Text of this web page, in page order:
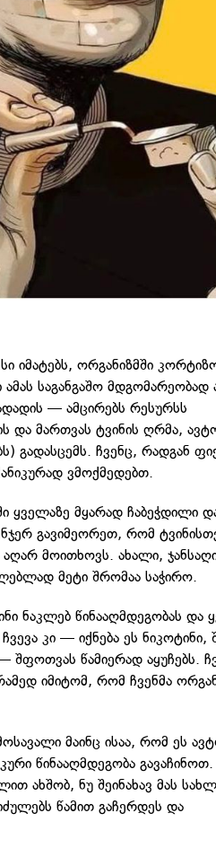
იმატებს, ორგანიზმში
საგანგაშო მდგომარეობად
— ამცირებს რესურსს
და მართვას ტვინის ღრმა,
გადასცემს. ჩვენც, რადგან
ვმოქმედებთ.
ყველაზე მყარად ჩაბეჭდილი
გავიმეორეთ, რომ
მოითხოვს. ახალი,
მეტი შრომაა საჭირო.
ნაკლებ წინააღმდეგობას და
კი — იქნება ეს ნიკოტინი,
წამიერად აყუჩებს.
იმიტომ, რომ ჩვენმა
მაინც ისაა, რომ ეს
წინააღმდეგობა გავაჩინოთ.
ახშობ, ნუ შეინახავ მას
წამით გაჩერდეს და